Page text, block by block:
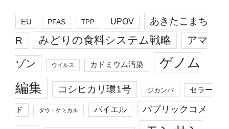
EU PFAS TPP UPOV
あきたこまち
R
みどりの食料システム戦略 アマ
ゾン ウイルス カドミウム汚染
ゲノム
編集
コシヒカリ環1号 ジカンバ セラー
ド ダウ・ケミカル バイエル パブリックコメ